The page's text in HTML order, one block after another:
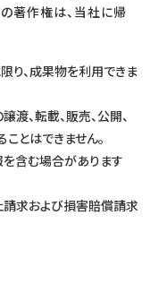
著作権は、当社に帰
り、成果物を利用できま
、転載、販売、公開、
とはできません。
含む場合があります
求および損害賠償請求